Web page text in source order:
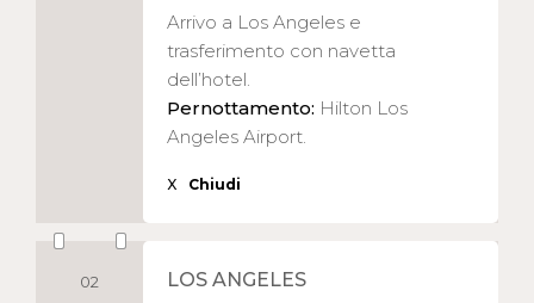
Arrivo a Los Angeles e
trasferimento con navetta
dell’hotel.
Pernottamento: Hilton Los
Angeles Airport.
X Chiudi
02 LOS ANGELES